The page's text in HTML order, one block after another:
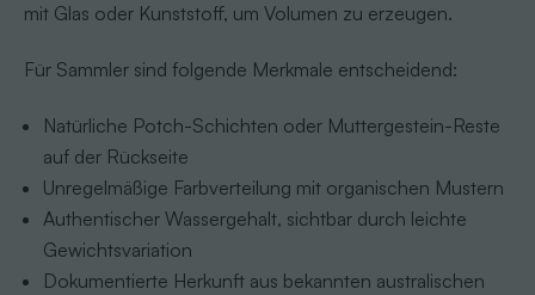
mit Glas oder Kunststoff, um Volumen zu erzeugen.
Für Sammler sind folgende Merkmale entscheidend:
Natürliche Potch-Schichten oder Muttergestein-Reste
auf der Rückseite
Unregelmäßige Farbverteilung mit organischen Mustern
Authentischer Wassergehalt, sichtbar durch leichte
Gewichtsvariation
Dokumentierte Herkunft aus bekannten australischen